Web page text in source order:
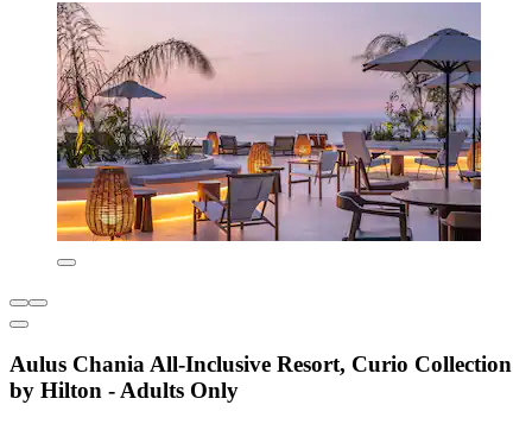
Aulus Chania All-Inclusive Resort, Curio Collection
by Hilton - Adults Only